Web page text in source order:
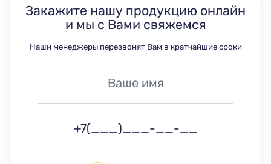
Закажите нашу продукцию онлайн
и мы с Вами свяжемся
Наши менеджеры перезвонят Вам в кратчайшие сроки